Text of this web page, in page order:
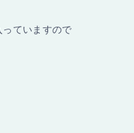
っていますので